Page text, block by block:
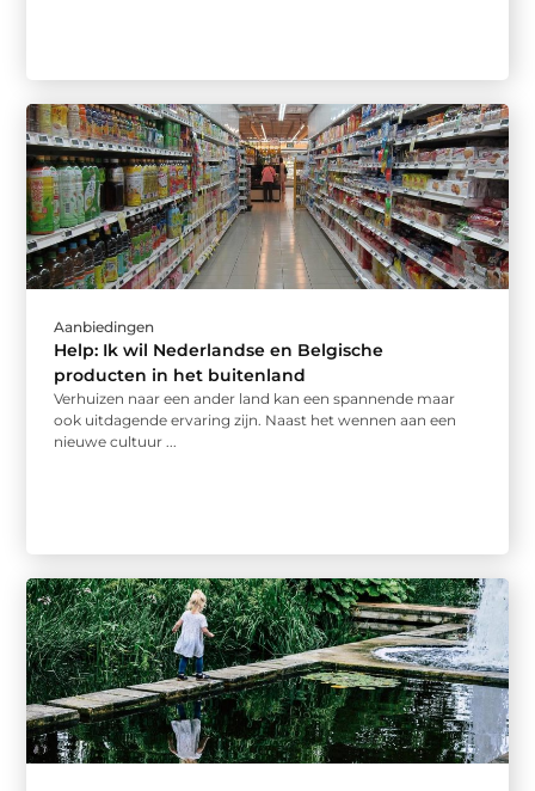
Aanbiedingen
Help: Ik wil Nederlandse en Belgische
producten in het buitenland
Verhuizen naar een ander land kan een spannende maar
ook uitdagende ervaring zijn. Naast het wennen aan een
nieuwe cultuur ...